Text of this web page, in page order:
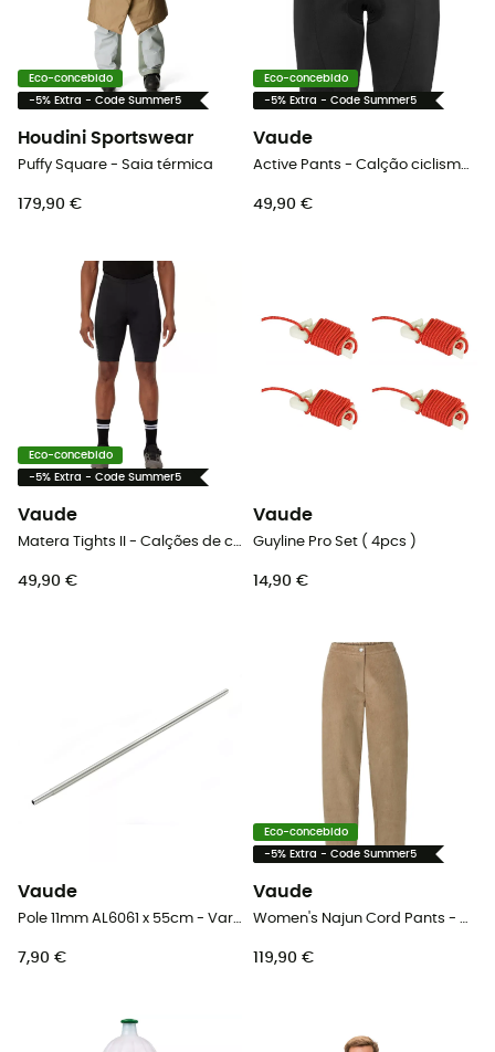
Eco-concebido
-5% Extra - Code Summer5
Houdini Sportswear
Puffy Square - Saia térmica
179,90 €
Eco-concebido
-5% Extra - Code Summer5
Vaude
Active Pants - Calção ciclismo homem
49,90 €
Eco-concebido
-5% Extra - Code Summer5
Vaude
Matera Tights II - Calções de ciclista homem
49,90 €
Vaude
Guyline Pro Set ( 4pcs )
14,90 €
Vaude
Pole 11mm AL6061 x 55cm - Varetas de tenda
7,90 €
Eco-concebido
-5% Extra - Code Summer5
Vaude
Women's Najun Cord Pants - Calça mulher
119,90 €